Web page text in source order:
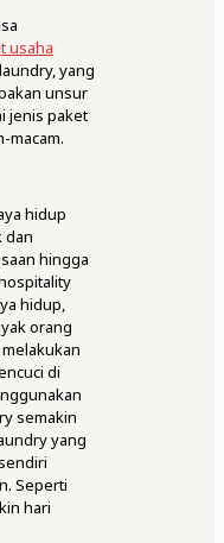
usaha
yang
unsur
jenis paket
macam.
hidup
dan
hingga
hidup,
orang
di
semakin
yang
Seperti
hari